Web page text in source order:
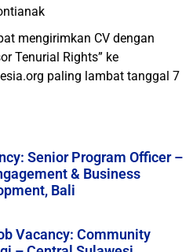
mengirimkan CV dengan
Tenurial Rights” ke
paling lambat tanggal 7
Senior Program Officer –
& Business
Bali
Vacancy: Community